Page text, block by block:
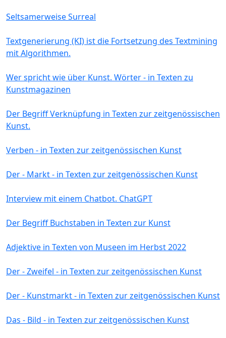
Seltsamerweise Surreal
Textgenerierung (KI) ist die Fortsetzung des Textmining
mit Algorithmen.
Wer spricht wie über Kunst. Wörter - in Texten zu
Kunstmagazinen
Der Begriff Verknüpfung in Texten zur zeitgenössischen
Kunst.
Verben - in Texten zur zeitgenössischen Kunst
Der - Markt - in Texten zur zeitgenössischen Kunst
Interview mit einem Chatbot. ChatGPT
Der Begriff Buchstaben in Texten zur Kunst
Adjektive in Texten von Museen im Herbst 2022
Der - Zweifel - in Texten zur zeitgenössischen Kunst
Der - Kunstmarkt - in Texten zur zeitgenössischen Kunst
Das - Bild - in Texten zur zeitgenössischen Kunst